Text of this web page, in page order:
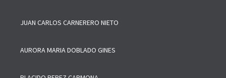
JUAN CARLOS CARNERERO NIETO
AURORA MARIA DOBLADO GINES